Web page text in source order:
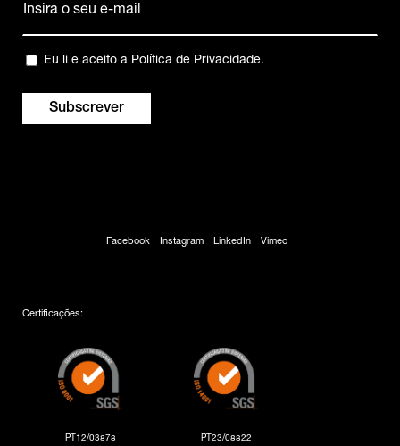
Privacidade
Eu li e aceito a Política de Privacidade.
Certificações:
PT12/03878 PT23/08822
Facebook Instagram LinkedIn Vimeo